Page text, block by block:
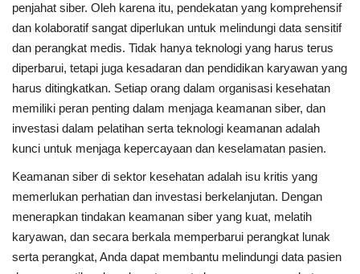
penjahat siber. Oleh karena itu, pendekatan yang komprehensif
dan kolaboratif sangat diperlukan untuk melindungi data sensitif
dan perangkat medis. Tidak hanya teknologi yang harus terus
diperbarui, tetapi juga kesadaran dan pendidikan karyawan yang
harus ditingkatkan. Setiap orang dalam organisasi kesehatan
memiliki peran penting dalam menjaga keamanan siber, dan
investasi dalam pelatihan serta teknologi keamanan adalah
kunci untuk menjaga kepercayaan dan keselamatan pasien.
Keamanan siber di sektor kesehatan adalah isu kritis yang
memerlukan perhatian dan investasi berkelanjutan. Dengan
menerapkan tindakan keamanan siber yang kuat, melatih
karyawan, dan secara berkala memperbarui perangkat lunak
serta perangkat, Anda dapat membantu melindungi data pasien